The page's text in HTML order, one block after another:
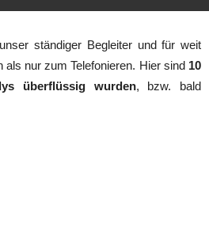
ständiger Begleiter und für weit
als nur zum Telefonieren. Hier sind 10
überflüssig wurden, bzw. bald